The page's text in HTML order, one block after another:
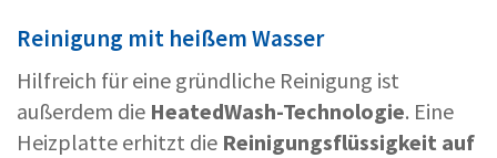
Reinigung mit heißem Wasser
Hilfreich für eine gründliche Reinigung ist
außerdem die HeatedWash-Technologie. Eine
Heizplatte erhitzt die Reinigungsflüssigkeit auf